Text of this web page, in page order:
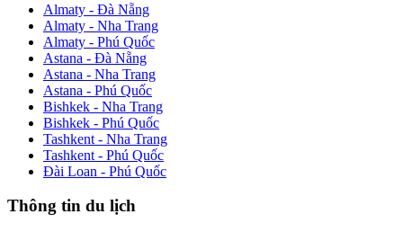
Almaty - Đà Nẵng
Almaty - Nha Trang
Almaty - Phú Quốc
Astana - Đà Nẵng
Astana - Nha Trang
Astana - Phú Quốc
Bishkek - Nha Trang
Bishkek - Phú Quốc
Tashkent - Nha Trang
Tashkent - Phú Quốc
Đài Loan - Phú Quốc
Thông tin du lịch